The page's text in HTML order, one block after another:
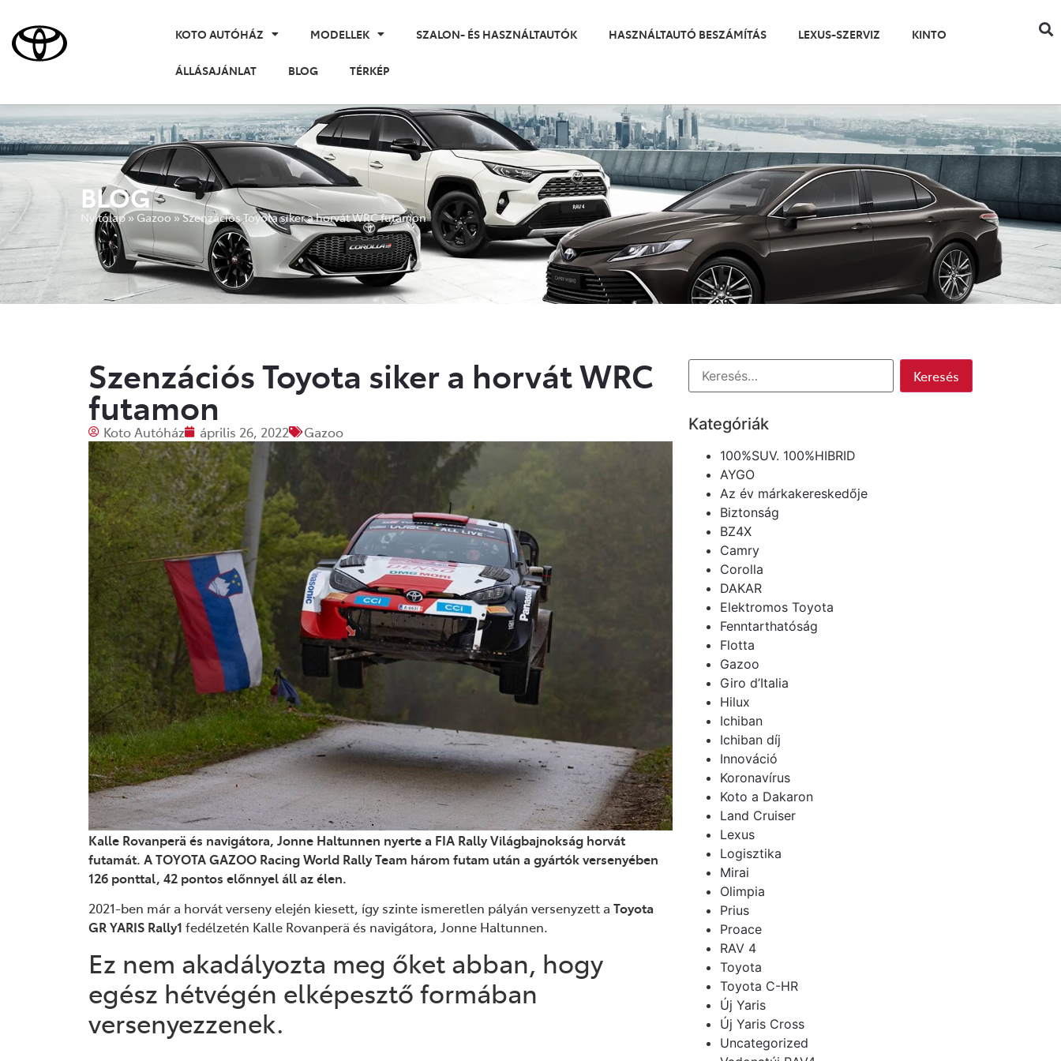
KOTO AUTÓHÁZ MODELLEK SZALON- ÉS HASZNÁLTAUTÓK HASZNÁLTAUTÓ BESZÁMÍTÁS LEXUS-SZERVIZ KINTO
ÁLLÁSAJÁNLAT BLOG TÉRKÉP
BLOG
Nyitólap» Gazoo»Szenzációs Toyota siker a horvát WRC futamon
Szenzációs Toyota siker a horvát WRC
futamon
Koto Autóház április 26, 2022 Gazoo
Kalle Rovanperä és navigátora, Jonne Haltunnen nyerte a FIA Rally Világbajnokság horvát
futamát. A TOYOTA GAZOO Racing World Rally Team három futam után a gyártók versenyében
126 ponttal, 42 pontos előnnyel áll az élen.
2021-ben már a horvát verseny elején kiesett, így szinte ismeretlen pályán versenyzett a Toyota
GR YARIS Rally1 fedélzetén Kalle Rovanperä és navigátora, Jonne Haltunnen.
Ez nem akadályozta meg őket abban, hogy
egész hétvégén elképesztő formában
versenyezzenek.
Kategóriák
100%SUV. 100%HIBRID
AYGO
Az év márkakereskedője
Biztonság
BZ4X
Camry
Corolla
DAKAR
Elektromos Toyota
Fenntarthatóság
Flotta
Gazoo
Giro d’Italia
Hilux
Ichiban
Ichiban díj
Innováció
Koronavírus
Koto a Dakaron
Land Cruiser
Lexus
Logisztika
Mirai
Olimpia
Prius
Proace
RAV 4
Toyota
Toyota C-HR
Új Yaris
Új Yaris Cross
Uncategorized